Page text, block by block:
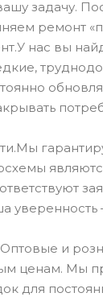
задачу.
ремонт
нас вы
и
ценам. Мы
для